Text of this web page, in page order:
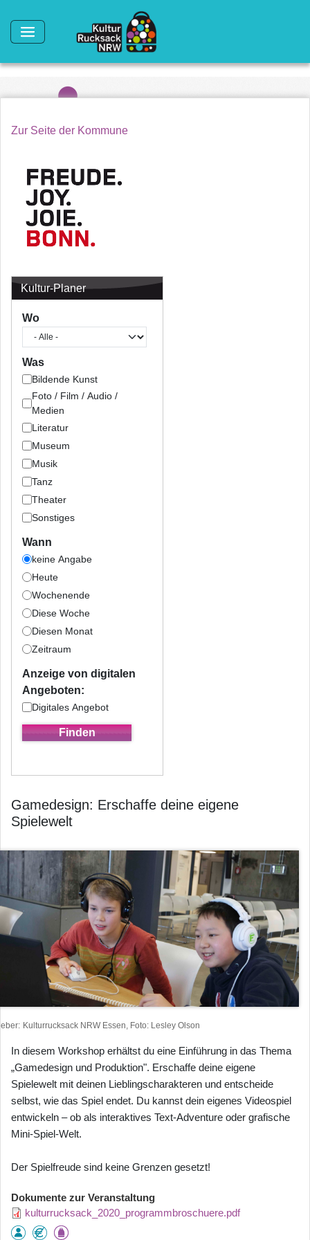
Zur Seite der Kommune
Kultur-Planer
Wo
Was
Bildende Kunst
Foto / Film / Audio /
Medien
Literatur
Museum
Musik
Tanz
Theater
Sonstiges
Wann
keine Angabe
Heute
Wochenende
Diese Woche
Diesen Monat
Zeitraum
Anzeige von digitalen
Angeboten:
Digitales Angebot
Gamedesign: Erschaffe deine eigene
Spielewelt
Kulturrucksack NRW Essen, Foto: Lesley Olson
In diesem Workshop erhältst du eine Einführung in das Thema
„Gamedesign und Produktion". Erschaffe deine eigene
Spielewelt mit deinen Lieblingscharakteren und entscheide
selbst, wie das Spiel endet. Du kannst dein eigenes Videospiel
entwickeln – ob als interaktives Text-Adventure oder grafische
Mini-Spiel-Welt.
Der Spielfreude sind keine Grenzen gesetzt!
Dokumente zur Veranstaltung
kulturrucksack_2020_programmbroschuere.pdf